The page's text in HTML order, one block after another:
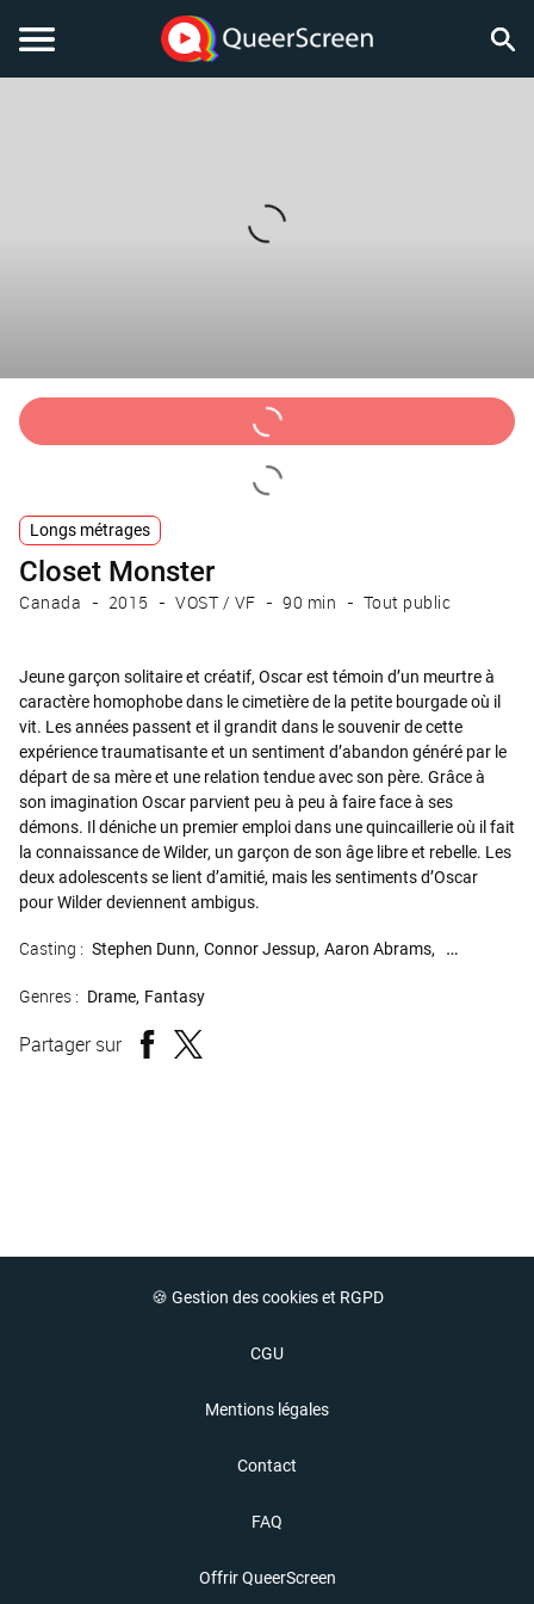
Longs métrages
Closet Monster
Canada 2015 VOST / VF 90 min Tout public
Jeune garçon solitaire et créatif, Oscar est témoin d’un meurtre à
caractère homophobe dans le cimetière de la petite bourgade où il
vit. Les années passent et il grandit dans le souvenir de cette
expérience traumatisante et un sentiment d’abandon généré par le
départ de sa mère et une relation tendue avec son père. Grâce à
son imagination Oscar parvient peu à peu à faire face à ses
démons. Il déniche un premier emploi dans une quincaillerie où il fait
la connaissance de Wilder, un garçon de son âge libre et rebelle. Les
deux adolescents se lient d’amitié, mais les sentiments d’Oscar
pour Wilder deviennent ambigus.
Casting : Stephen Dunn Connor Jessup Aaron Abrams Joanne Kelly
Genres : Drame Fantasy
Partager sur
🍪 Gestion des cookies et RGPD
CGU
Mentions légales
Contact
FAQ
Offrir QueerScreen